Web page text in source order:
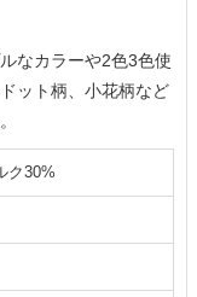
なカラーや2色3色使
ット柄、小花柄など
ク30%